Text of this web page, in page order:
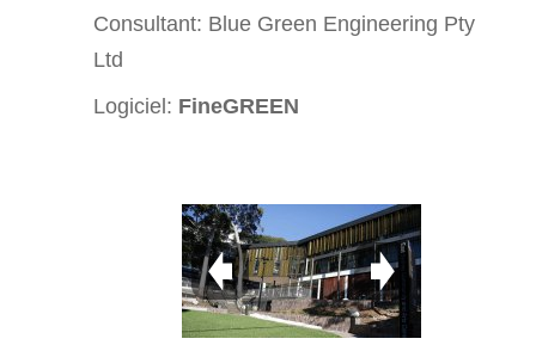
Consultant: Blue Green Engineering Pty
Ltd
Logiciel: FineGREEN